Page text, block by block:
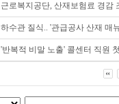
근로복지공단, 산재보험료 경감
하수관 질식.. '관급공사 산재 매
'반복적 비말 노출' 콜센터 직원